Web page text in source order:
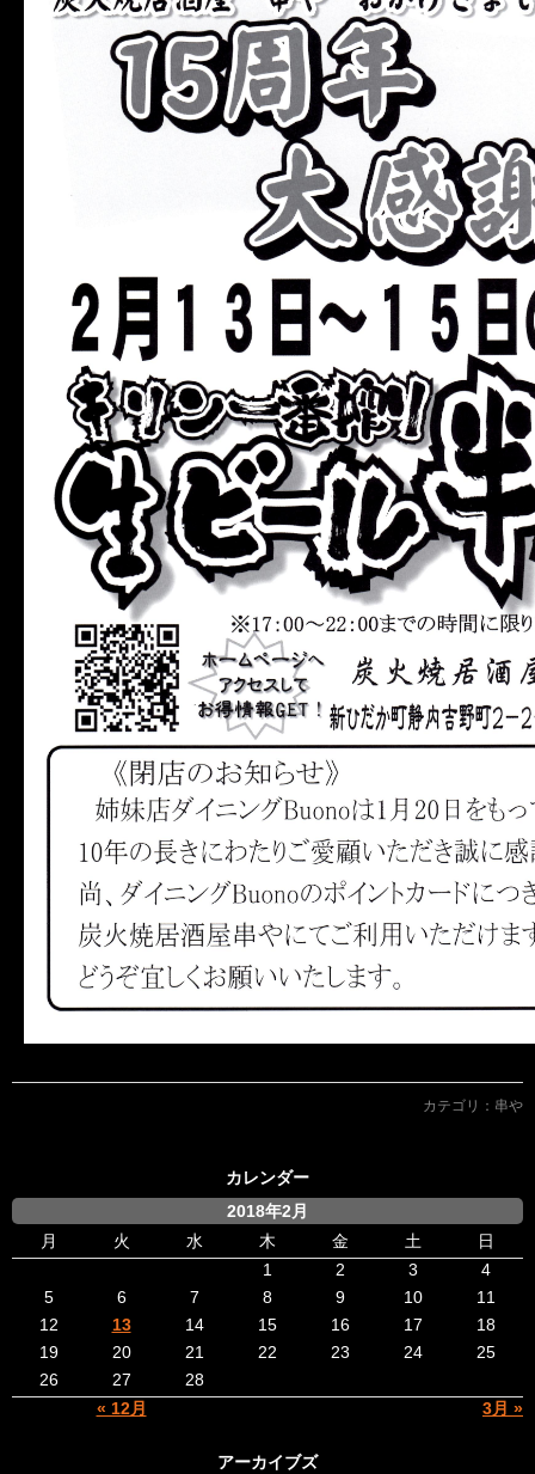
カテゴリ： 串や
カレンダー
2018年2月
月
火 水 木 金 土 日
« 12月 3月 »
1 2 3
4
5
6 7 8 9 10
11
12
13 14 15 16 17
18
19
20 21 22 23 24
25
26
27 28
アーカイブズ